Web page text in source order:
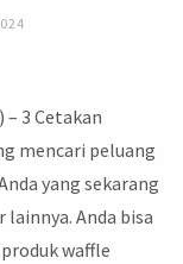
– 3 Cetakan
mencari peluang
yang sekarang
Anda bisa
waffle